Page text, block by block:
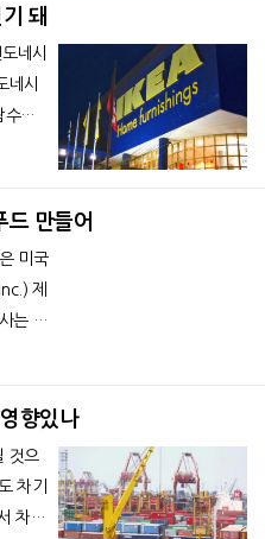
세는
년
돼
네시
수트
다.
“아직
드 만들어
미국
제
, 세
년에
비율
향있나
것으
차지